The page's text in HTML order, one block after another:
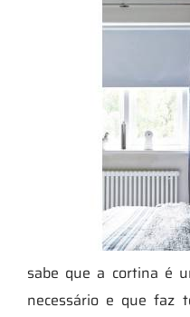
sabe que a cortina é
necessário e que faz